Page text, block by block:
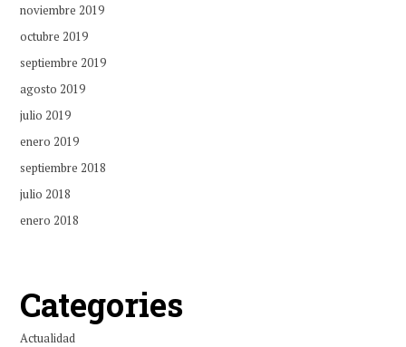
noviembre 2019
octubre 2019
septiembre 2019
agosto 2019
julio 2019
enero 2019
septiembre 2018
julio 2018
enero 2018
Categories
Actualidad